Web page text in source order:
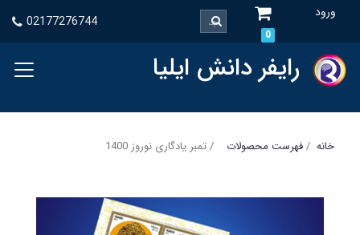
ورود
0
02177276744
رایفر دانش ایلیا
خانه فهرست محصولات تمبر یادگاری نوروز 1400